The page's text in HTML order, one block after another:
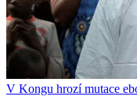
V Kongu hrozí mutace